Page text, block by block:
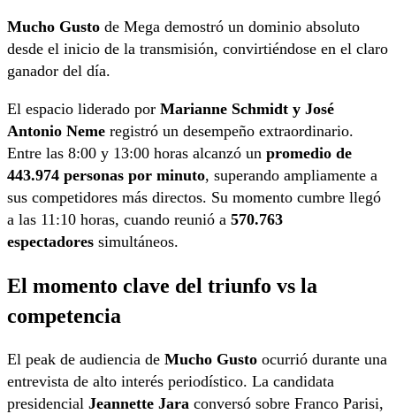
Mucho Gusto de Mega demostró un dominio absoluto
desde el inicio de la transmisión, convirtiéndose en el claro
ganador del día.
El espacio liderado por Marianne Schmidt y José
Antonio Neme registró un desempeño extraordinario.
Entre las 8:00 y 13:00 horas alcanzó un promedio de
443.974 personas por minuto, superando ampliamente a
sus competidores más directos. Su momento cumbre llegó
a las 11:10 horas, cuando reunió a 570.763
espectadores simultáneos.
El momento clave del triunfo vs la
competencia
El peak de audiencia de Mucho Gusto ocurrió durante una
entrevista de alto interés periodístico. La candidata
presidencial Jeannette Jara conversó sobre Franco Parisi,